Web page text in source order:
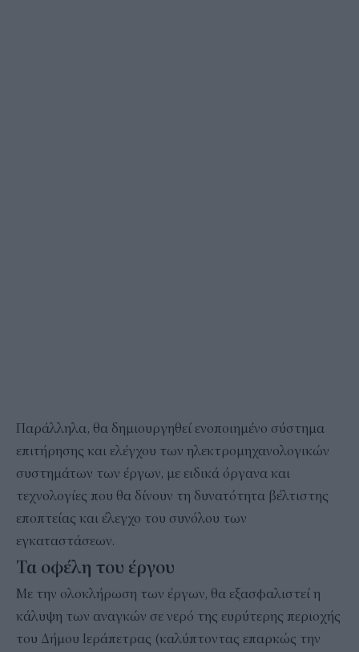
Παράλληλα, θα δημιουργηθεί ενοποιημένο σύστημα
επιτήρησης και ελέγχου των ηλεκτρομηχανολογικών
συστημάτων των έργων, με ειδικά όργανα και
τεχνολογίες που θα δίνουν τη δυνατότητα βέλτιστης
εποπτείας και έλεγχο του συνόλου των
εγκαταστάσεων.
Τα οφέλη του έργου
Με την ολοκλήρωση των έργων, θα εξασφαλιστεί η
κάλυψη των αναγκών σε νερό της ευρύτερης περιοχής
του Δήμου Ιεράπετρας (καλύπτοντας επαρκώς την